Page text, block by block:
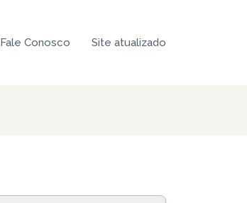
Fale Conosco Site atualizado